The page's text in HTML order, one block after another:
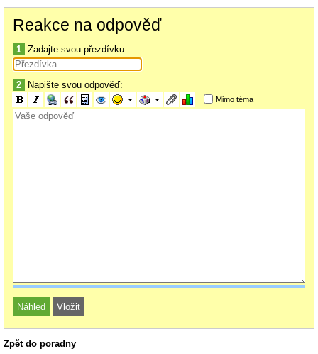
Reakce na odpověď
1 Zadajte svou přezdívku:
2 Napište svou odpověď:
Mimo téma
Zpět do poradny